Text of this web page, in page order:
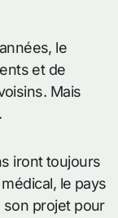
le
et de
Mais
iront toujours
le pays
son projet pour